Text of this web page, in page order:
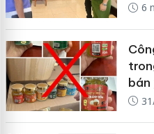
6
bán